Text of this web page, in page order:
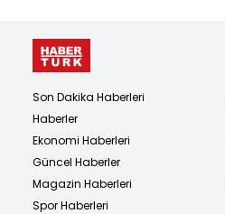
Son Dakika Haberleri
Haberler
Ekonomi Haberleri
Güncel Haberler
Magazin Haberleri
Spor Haberleri